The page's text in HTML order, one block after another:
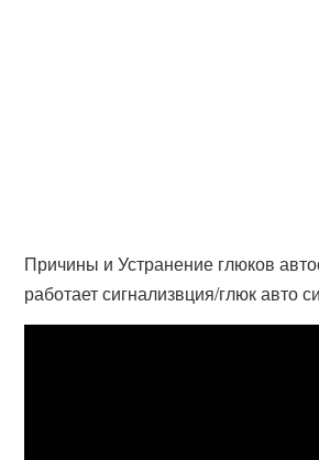
Причины и Устранение глюков
работает сигнализвция/глюк авто